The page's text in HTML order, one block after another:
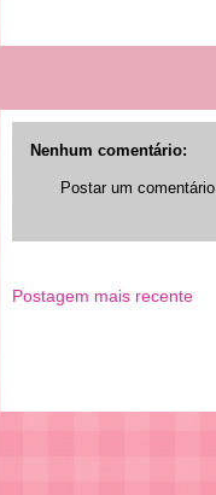
Nenhum comentário:
Postar um comentário
Postagem mais recente